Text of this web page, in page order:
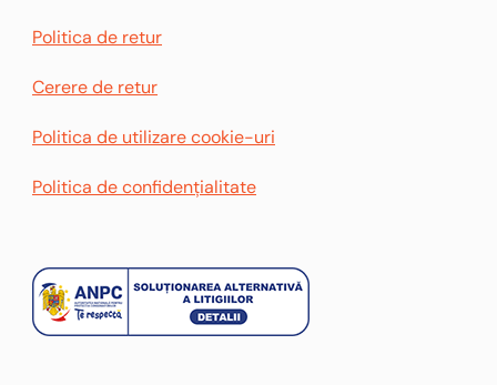
Politica de retur
Cerere de retur
Politica de utilizare cookie-uri
Politica de confidențialitate